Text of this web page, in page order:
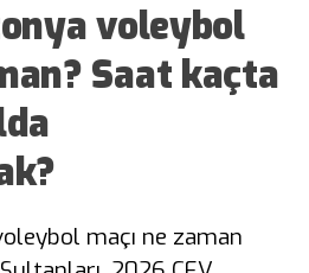
voleybol
Saat kaçta
maçı ne zaman